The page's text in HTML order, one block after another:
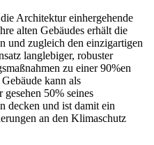
Architektur einhergehende
alten Gebäudes erhält die
und zugleich den einzigartigen
langlebiger, robuster
zu einer 90%en
kann als
gesehen 50% seines
decken und ist damit ein
an den Klimaschutz